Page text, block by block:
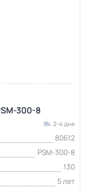
300-8
2-4 дня
80612
PSM-300-8
130
5 лет